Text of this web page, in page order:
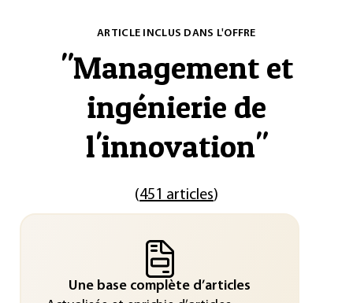
ARTICLE INCLUS DANS L'OFFRE
"Management et
ingénierie de
l'innovation"
(451 articles)
Une base complète d’articles